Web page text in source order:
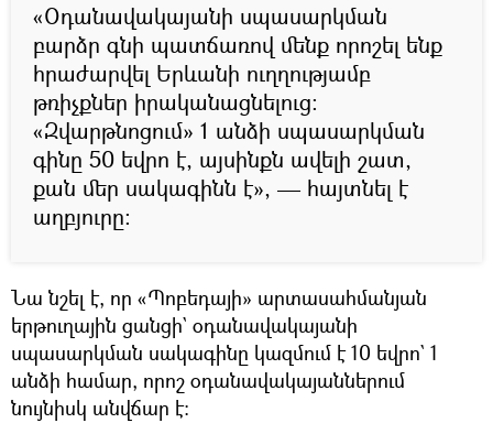
«Օդանավակայանի սպասարկման
բարձր գնի պատճառով մենք որոշել ենք
հրաժարվել Երևանի ուղղությամբ
թռիչքներ իրականացնելուց։
«Զվարթնոցում» 1 անձի սպասարկման
գինը 50 եվրո է, այսինքն ավելի շատ,
քան մեր սակագինն է», — հայտնել է
աղբյուրը։
Նա նշել է, որ «Պոբեդայի» արտասահմանյան
երթուղային ցանցի` օդանավակայանի
սպասարկման սակագինը կազմում է 10 եվրո` 1
անձի համար, որոշ օդանավակայաններում
նույնիսկ անվճար է։